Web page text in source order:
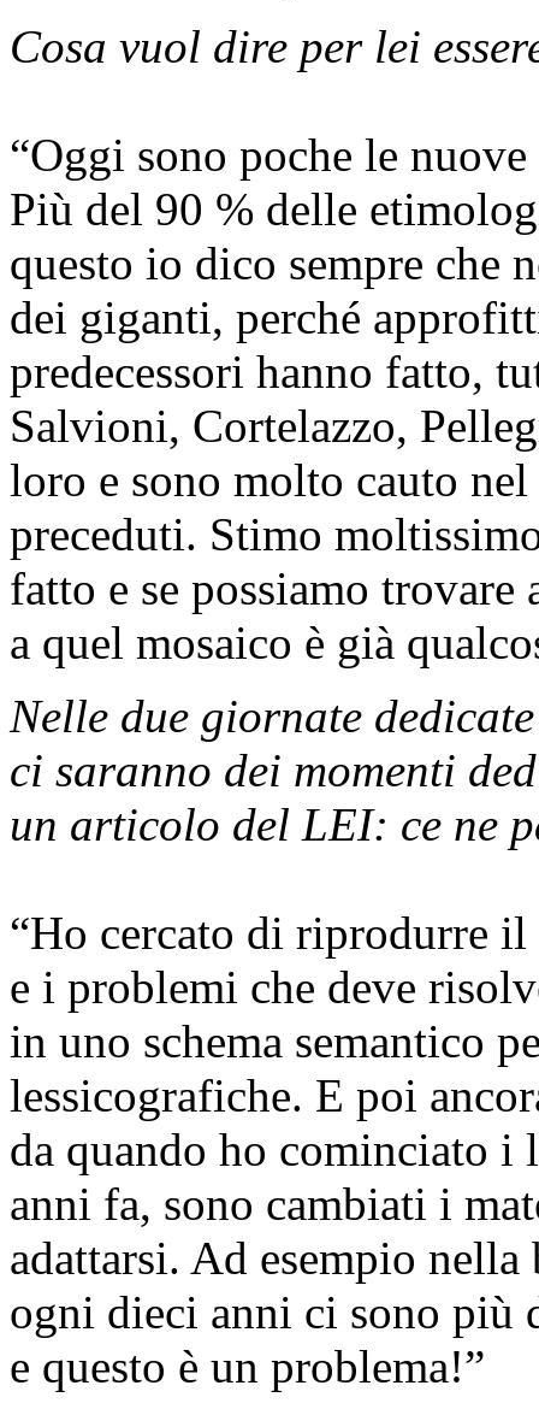
Cosa vuol dire per lei
“Oggi sono poche le
Più del 90 % delle
questo io dico sempre che
dei giganti, perché
predecessori hanno fatto,
Salvioni, Cortelazzo,
loro e sono molto cauto
preceduti. Stimo
fatto e se possiamo trovare
a quel mosaico è già
Nelle due giornate
ci saranno dei momenti
un articolo del LEI: ce ne
“Ho cercato di riprodurre il
e i problemi che deve
in uno schema semantico
lessicografiche. E poi
da quando ho cominciato
anni fa, sono cambiati i
adattarsi. Ad esempio
ogni dieci anni ci sono più
e questo è un problema!”